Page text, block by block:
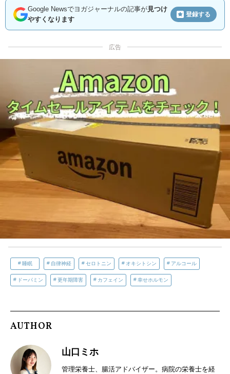
Google Newsでヨガジャーナルの記事が見つけ
やすくなります
登録する
広告
睡眠 自律神経 セロトニン オキシトシン アルコール
ドーパミン 更年期障害 カフェイン 幸せホルモン
AUTHOR
山口ミホ
管理栄養士、腸活アドバイザー。病院の栄養士を経